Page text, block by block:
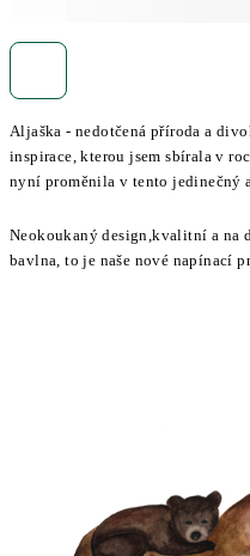
Aljaška - nedotčená příroda a
inspirace, kterou jsem sbírala v
nyní proměnila v tento jedinečný
Neokoukaný design,kvalitní a na
bavlna, to je naše nové napínací